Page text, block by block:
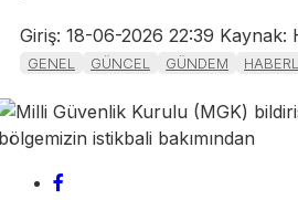
Giriş: 18-06-2026 22:39 Kaynak:
GENEL GÜNCEL GÜNDEM